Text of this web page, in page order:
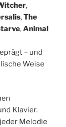
,
,The
,Animal
– und
Weise
Klavier.
Melodie